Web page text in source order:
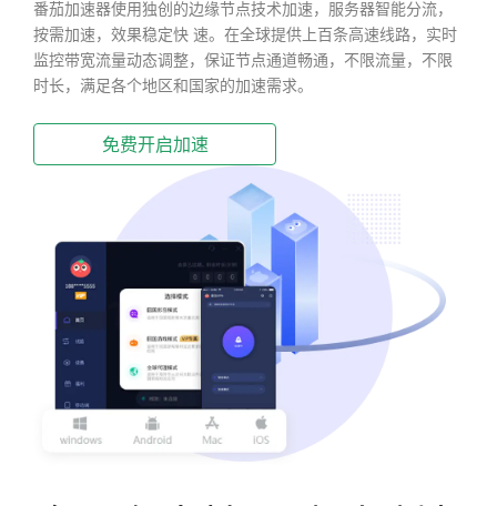
番茄加速器使用独创的边缘节点技术加速，服务器智能分流，
按需加速，效果稳定快 速。在全球提供上百条高速线路，实时
监控带宽流量动态调整，保证节点通道畅通，不限流量，不限
时长，满足各个地区和国家的加速需求。
免费开启加速